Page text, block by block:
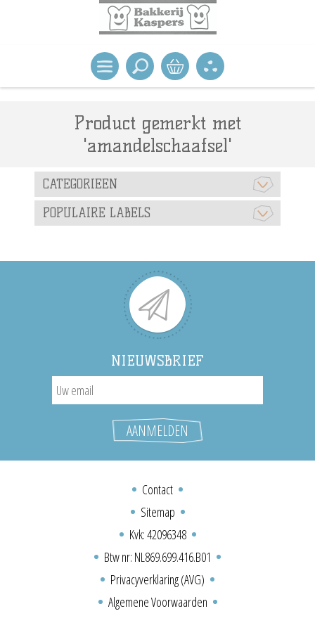
Product gemerkt met
'amandelschaafsel'
CATEGORIEEN
POPULAIRE LABELS
NIEUWSBRIEF
Contact
Sitemap
Kvk: 42096348
Btw nr: NL869.699.416.B01
Privacyverklaring (AVG)
Algemene Voorwaarden